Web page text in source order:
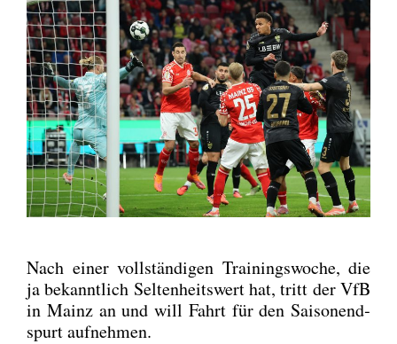
Nach einer voll­stän­di­gen Trai­nings­wo­che, die
ja bekannt­lich Sel­ten­heits­wert hat, tritt der VfB
in Mainz an und will Fahrt für den Sai­son­end­
spurt auf­neh­men.